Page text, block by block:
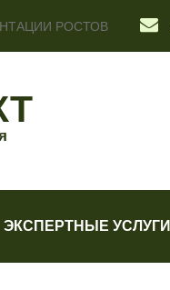
РОСТОВ
ЭКСПЕРТНЫЕ УСЛУГИ